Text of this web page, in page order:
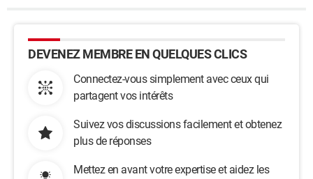
DEVENEZ MEMBRE EN QUELQUES CLICS
Connectez-vous simplement avec ceux qui
partagent vos intérêts
Suivez vos discussions facilement et obtenez
plus de réponses
Mettez en avant votre expertise et aidez les